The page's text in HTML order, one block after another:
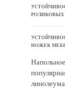
РОЛИКОВЫХ
НОЖЕК